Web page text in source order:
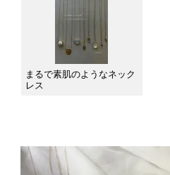
まるで素肌のようなネック
レス